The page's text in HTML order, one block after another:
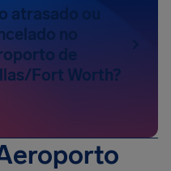
atrasado ou
no
de
Fort Worth?